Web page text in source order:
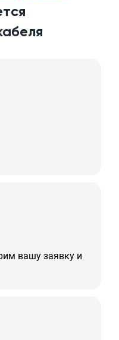
вашу заявку и